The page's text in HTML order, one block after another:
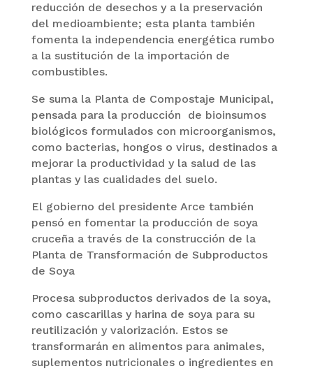
reducción de desechos y a la preservación
del medioambiente; esta planta también
fomenta la independencia energética rumbo
a la sustitución de la importación de
combustibles.
Se suma la Planta de Compostaje Municipal,
pensada para la producción de bioinsumos
biológicos formulados con microorganismos,
como bacterias, hongos o virus, destinados a
mejorar la productividad y la salud de las
plantas y las cualidades del suelo.
El gobierno del presidente Arce también
pensó en fomentar la producción de soya
cruceña a través de la construcción de la
Planta de Transformación de Subproductos
de Soya
Procesa subproductos derivados de la soya,
como cascarillas y harina de soya para su
reutilización y valorización. Estos se
transformarán en alimentos para animales,
suplementos nutricionales o ingredientes en